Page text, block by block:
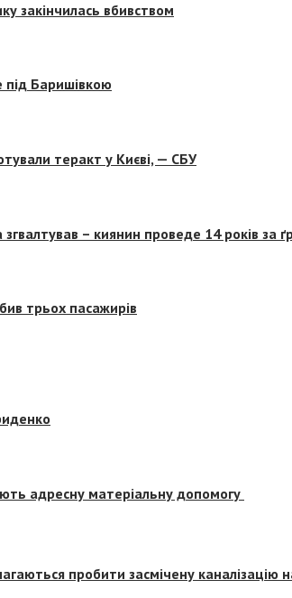
закінчилась вбивством
під Баришівкою
теракт у Києві, — СБУ
– киянин проведе 14 років за
трьох пасажирів
адресну матеріальну допомогу
пробити засмічену каналізацію